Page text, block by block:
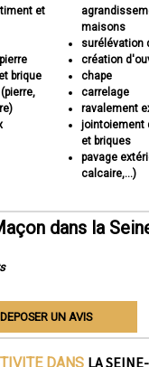
et
brique
maisons
surélévation
création
chape
carrelage
ravalement
jointoiement
et briques
pavage
calcaire,...)
dans la
DEPOSER UN AVIS
DANS LA